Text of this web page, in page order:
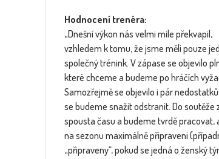
Hodnocení trenéra:
„Dnešní výkon nás velmi mile překvapil,
vzhledem k tomu, že jsme měli pouze
společný trénink. V zápase se objevilo
které chceme a budeme po hráčích
Samozřejmě se objevilo i pár
se budeme snažit odstranit. Do soutěže
spousta času a budeme tvrdě pracovat,
na sezonu maximálně připraveni
„připraveny“, pokud se jedná o ženský